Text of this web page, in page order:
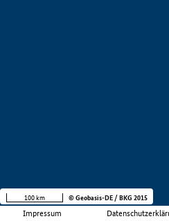
Impressum
100 km © Geobasis-DE / BKG 2015